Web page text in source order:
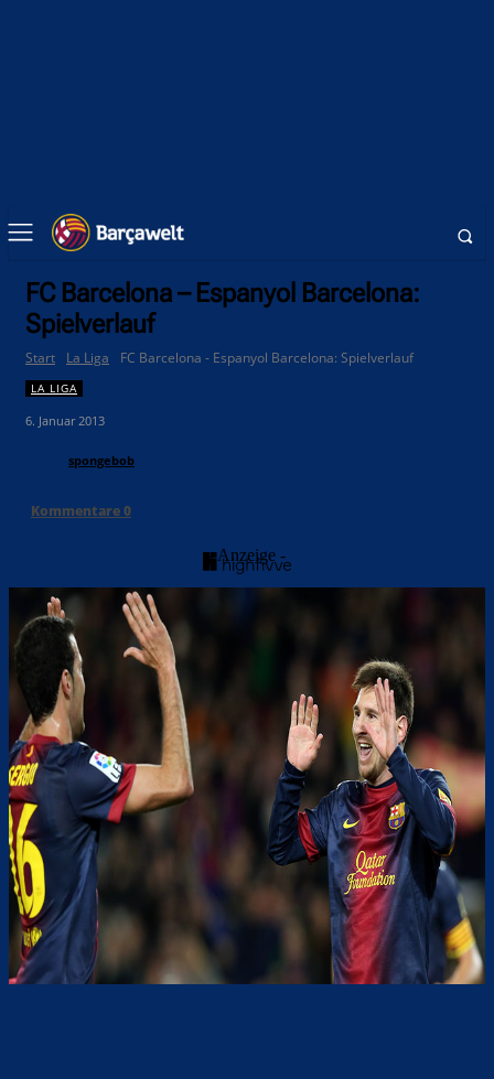
FC Barcelona – Espanyol Barcelona:
Spielverlauf
Start La Liga FC Barcelona - Espanyol Barcelona: Spielverlauf
LA LIGA
6. Januar 2013
spongebob
Kommentare0
- Anzeige -